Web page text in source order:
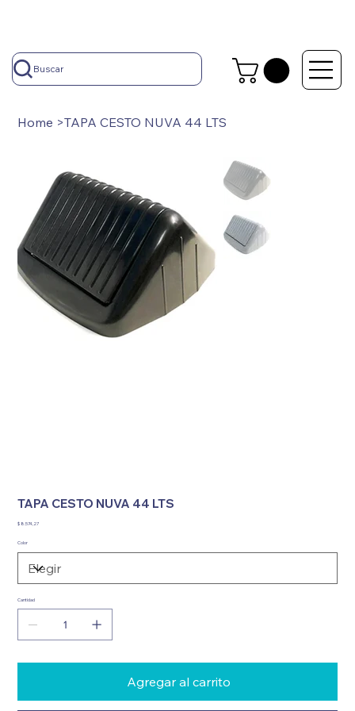
Buscar
Home >TAPA CESTO NUVA 44 LTS
TAPA CESTO NUVA 44 LTS
Precio
$ 8.574,27
Color
Cantidad
Agregar al carrito